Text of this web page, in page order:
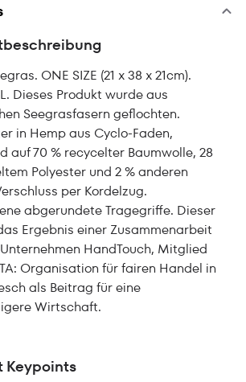
ONE SIZE (21 x 38 x 21cm).
Dieses Produkt wurde aus
Seegrasfasern geflochten.
in Hemp aus Cyclo-Faden,
auf 70 % recycelter Baumwolle, 28
Polyester und 2 % anderen
per Kordelzug.
abgerundete Tragegriffe. Dieser
Ergebnis einer Zusammenarbeit
HandTouch, Mitglied
Organisation für fairen Handel in
als Beitrag für eine
Wirtschaft.
Keypoints